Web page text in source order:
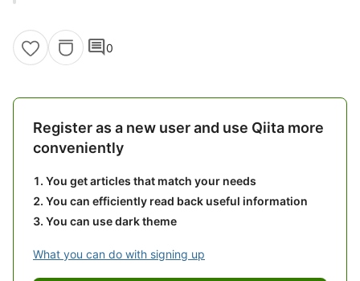
comment0
Register as a new user and use Qiita more
conveniently
You get articles that match your needs
You can efficiently read back useful information
You can use dark theme
What you can do with signing up